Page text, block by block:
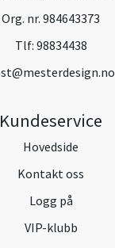
Org. nr. 984643373
Tlf: 98834438
Kundeservice
Hovedside
Kontakt oss
Logg på
VIP-klubb